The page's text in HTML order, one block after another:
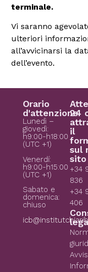
terminale.
Vi saranno
ulteriori
all’avvicinarsi la
dell’evento.
Orario
d'attenzione
Lunedì –
giovedì:
h9:00-h18:00
(UTC +1)
Venerdí:
h9:00-h15:00
(UTC +1)
Sabato e
domenica:
chiuso
24
il
sul
sito
+34
836
+34
406